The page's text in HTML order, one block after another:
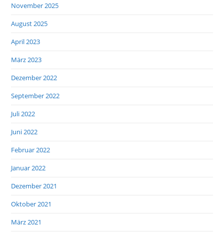
November 2025
August 2025
April 2023
März 2023
Dezember 2022
September 2022
Juli 2022
Juni 2022
Februar 2022
Januar 2022
Dezember 2021
Oktober 2021
März 2021